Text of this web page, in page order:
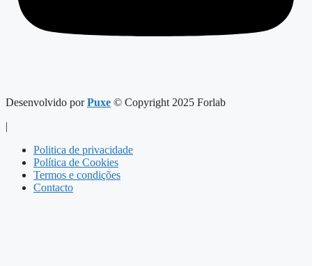
Desenvolvido porPuxe © Copyright 2025 Forlab
|
Politica de privacidade
Política de Cookies
Termos e condições
Contacto